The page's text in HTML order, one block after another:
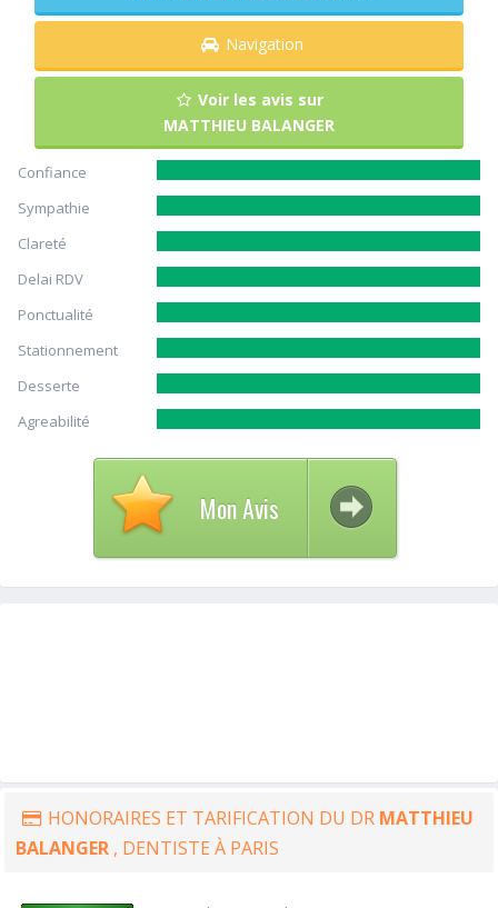
Navigation
Voir les avis sur
MATTHIEU BALANGER
Confiance
Sympathie
Clareté
Delai RDV
Ponctualité
Stationnement
Desserte
Agreabilité
Mon Avis
HONORAIRES ET TARIFICATION DU DR MATTHIEU
BALANGER , DENTISTE À PARIS